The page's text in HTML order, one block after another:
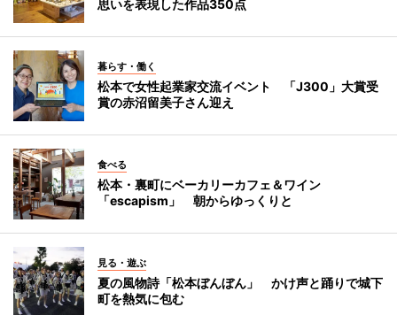
思いを表現した作品350点
暮らす・働く
松本で女性起業家交流イベント 「J300」大賞受
賞の赤沼留美子さん迎え
食べる
松本・裏町にベーカリーカフェ＆ワイン
「escapism」 朝からゆっくりと
見る・遊ぶ
夏の風物詩「松本ぼんぼん」 かけ声と踊りで城下
町を熱気に包む